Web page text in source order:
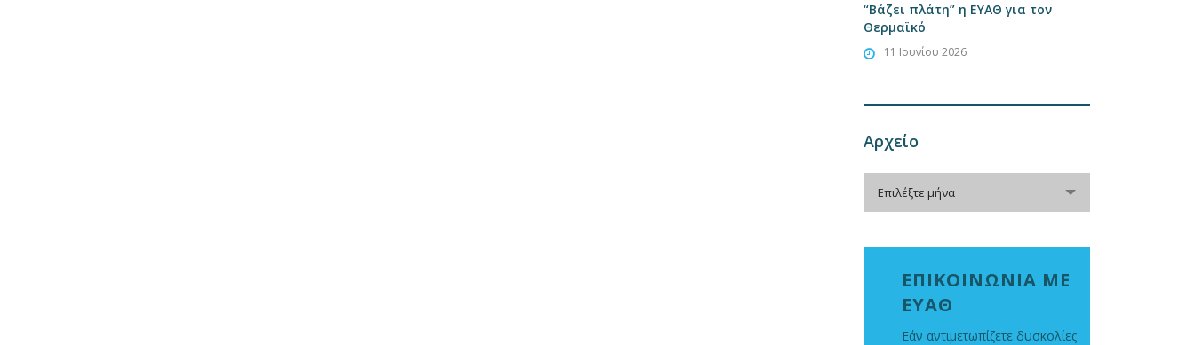
“Βάζει πλάτη” η ΕΥΑΘ για τον
Θερμαϊκό
11 Ιουνίου 2026
Αρχείο
Επιλέξτε μήνα
ΕΠΙΚΟΙΝΩΝΙΑ ΜΕ
ΕΥΑΘ
Εάν αντιμετωπίζετε δυσκολίες